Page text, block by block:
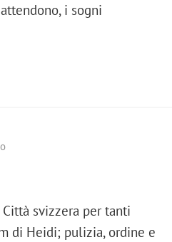
i sogni
svizzera per tanti
di Heidi; pulizia, ordine e